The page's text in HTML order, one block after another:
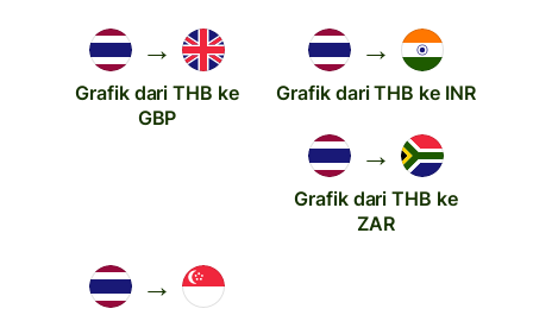
→
Grafik dari THB ke
GBP
→
Grafik dari THB ke INR
→
Grafik dari THB ke
ZAR
→